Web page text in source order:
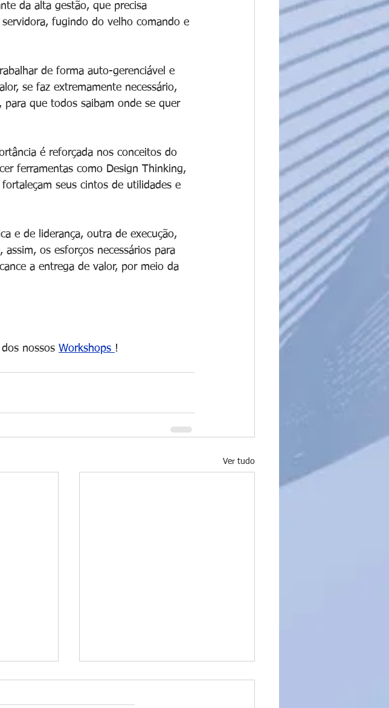
da alta gestão, que precisa
fugindo do velho comando e
de forma auto-gerenciável e
se faz extremamente necessário,
que todos saibam onde se quer
é reforçada nos conceitos do
ferramentas como Design Thinking,
seus cintos de utilidades e
e de liderança, outra de execução,
os esforços necessários para
a entrega de valor, por meio da
nossos Workshops !
Ver tudo